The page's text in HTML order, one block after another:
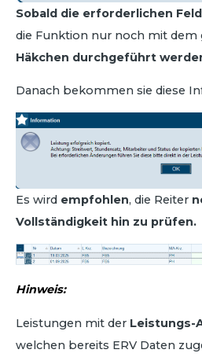
Sobald die erforderlichen
die Funktion nur noch mit dem
Häkchen durchgeführt
Danach bekommen sie diese
Es wird empfohlen, die Reiter
Vollständigkeit hin zu prüfen.
Hinweis:
Leistungen mit der Leistungs-
welchen bereits ERV Daten